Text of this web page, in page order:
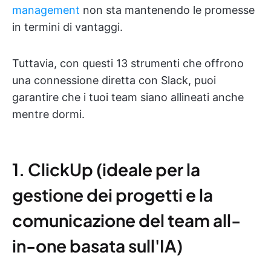
management non sta mantenendo le promesse
in termini di vantaggi.
Tuttavia, con questi 13 strumenti che offrono
una connessione diretta con Slack, puoi
garantire che i tuoi team siano allineati anche
mentre dormi.
1. ClickUp (ideale per la
gestione dei progetti e la
comunicazione del team all-
in-one basata sull'IA)